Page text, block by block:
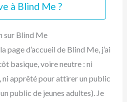
à Blind Me ?
sur Blind Me
page d’accueil de Blind Me, j’ai
basique, voire neutre : ni
apprêté pour attirer un public
public de jeunes adultes). Je